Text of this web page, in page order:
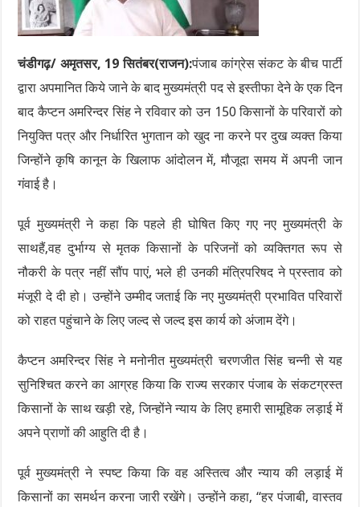
चंडीगढ़/ अमृतसर, 19 सितंबर(राजन):पंजाब कांग्रेस संकट के बीच पार्टी
द्वारा अपमानित किये जाने के बाद मुख्यमंत्री पद से इस्तीफा देने के एक दिन
बाद कैप्टन अमरिन्दर सिंह ने रविवार को उन 150 किसानों के परिवारों को
नियुक्ति पत्र और निर्धारित भुगतान को खुद ना करने पर दुख व्यक्त किया
जिन्होंने कृषि कानून के खिलाफ आंदोलन में, मौजूदा समय में अपनी जान
गंवाई है।
पूर्व मुख्यमंत्री ने कहा कि पहले ही घोषित किए गए नए मुख्यमंत्री के
साथहैं,वह दुर्भाग्य से मृतक किसानों के परिजनों को व्यक्तिगत रूप से
नौकरी के पत्र नहीं सौंप पाएं, भले ही उनकी मंत्रिपरिषद ने प्रस्ताव को
मंजूरी दे दी हो। उन्होंने उम्मीद जताई कि नए मुख्यमंत्री प्रभावित परिवारों
को राहत पहुंचाने के लिए जल्द से जल्द इस कार्य को अंजाम देंगे।
कैप्टन अमरिन्दर सिंह ने मनोनीत मुख्यमंत्री चरणजीत सिंह चन्नी से यह
सुनिश्चित करने का आग्रह किया कि राज्य सरकार पंजाब के संकटग्रस्त
किसानों के साथ खड़ी रहे, जिन्होंने न्याय के लिए हमारी सामूहिक लड़ाई में
अपने प्राणों की आहुति दी है।
पूर्व मुख्यमंत्री ने स्पष्ट किया कि वह अस्तित्व और न्याय की लड़ाई में
किसानों का समर्थन करना जारी रखेंगे। उन्होंने कहा, “हर पंजाबी, वास्तव